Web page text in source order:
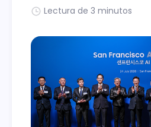
Lectura de 3 minutos